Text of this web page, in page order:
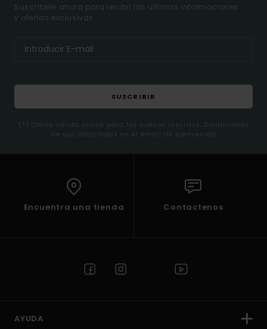
Suscríbete ahora para recibir las ultimas informaciones
y ofertas exclusivas.
SUSCRIBIR
(*) Oferta valida online para los nuevos inscritos. Condiciones
de uso detalladas en el email de bienvenida
Encuentra una tienda Contactenos
AYUDA